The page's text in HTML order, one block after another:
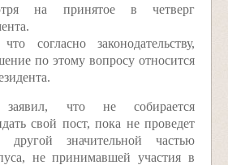
на принятое в четверг
согласно законодательству,
по этому вопросу относится
что не собирается
свой пост, пока не проведет
другой значительной частью
не принимавшей участия в